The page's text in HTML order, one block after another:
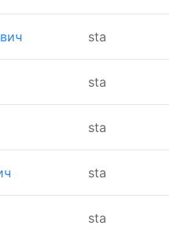
sta
sta
sta
sta
sta